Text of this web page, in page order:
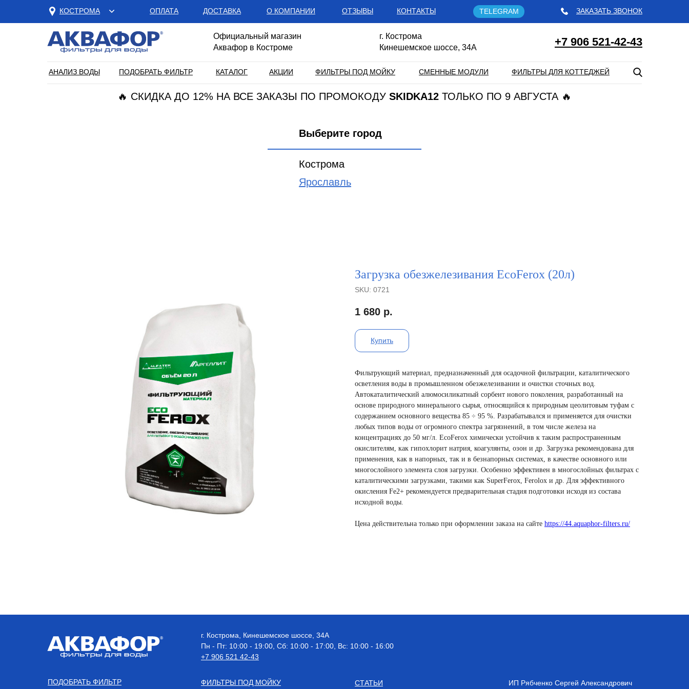
+7 906 521-42-43
КАТАЛОГ АКЦИИ
КОСТРОМА
ФИЛЬТРЫ ПОД МОЙКУ СМЕННЫЕ МОДУЛИ ФИЛЬТРЫ ДЛЯ КОТТЕДЖЕЙ
ЗАКАЗАТЬ ЗВОНОК
ПОДОБРАТЬ ФИЛЬТР
АНАЛИЗ ВОДЫ
Официальный магазин
Аквафор в Костроме
🔥 СКИДКА ДО 12% НА ВСЕ ЗАКАЗЫ ПО ПРОМОКОДУ SKIDKA12 ТОЛЬКО ПО 9 АВГУСТА 🔥
ОПЛАТА ДОСТАВКА О КОМПАНИИ ОТЗЫВЫ КОНТАКТЫ TELEGRAM
г. Кострома
Кинешемское шоссе, 34А
Кострома
Ярославль
Выберите город
Загрузка обезжелезивания EcoFerox (20л)
SKU: 0721
1 680 р.
Купить
Фильтрующий материал, предназначенный для осадочной фильтрации, каталитического
осветления воды в промышленном обезжелезивании и очистки сточных вод.
Автокаталитический алюмосиликатный сорбент нового поколения, разработанный на
основе природного минерального сырья, относящийся к природным цеолитовым туфам с
содержанием основного вещества 85 ÷ 95 %. Разрабатывался и применяется для очистки
любых типов воды от огромного спектра загрязнений, в том числе железа на
концентрациях до 50 мг/л. EcoFerox химически устойчив к таким распространенным
окислителям, как гипохлорит натрия, коагулянты, озон и др. Загрузка рекомендована для
применения, как в напорных, так и в безнапорных системах, в качестве основного или
многослойного элемента слоя загрузки. Особенно эффективен в многослойных фильтрах с
каталитическими загрузками, такими как SuperFerox, Ferolox и др. Для эффективного
окисления Fe2+ рекомендуется предварительная стадия подготовки исходя из состава
исходной воды.
Цена действительна только при оформлении заказа на сайте https://44.aquaphor-filters.ru/
ФИЛЬТРЫ ПОД МОЙКУ СТАТЬИ
г. Кострома, Кинешемское шоссе, 34А
Пн - Пт: 10:00 - 19:00, Сб: 10:00 - 17:00, Вс: 10:00 - 16:00
+7 906 521 42-43
ПОДОБРАТЬ ФИЛЬТР ИП Рябченко Сергей Александрович